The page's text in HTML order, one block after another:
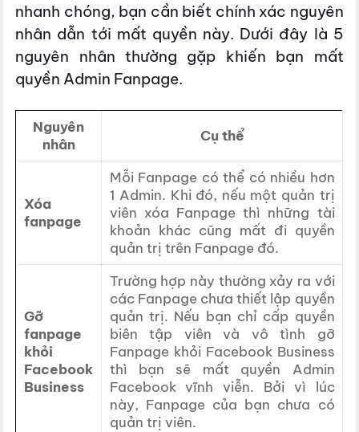
nhanh chóng, bạn cần biết chính xác nguyên
nhân dẫn tới mất quyền này. Dưới đây là 5
nguyên nhân thường gặp khiến bạn mất
quyền Admin Fanpage.
Nguyên
nhân
Cụ thể
Xóa
fanpage
Mỗi Fanpage có thể có nhiều hơn
1 Admin. Khi đó, nếu một quản trị
viên xóa Fanpage thì những tài
khoản khác cũng mất đi quyền
quản trị trên Fanpage đó.
Gỡ
fanpage
khỏi
Facebook
Business
Trường hợp này thường xảy ra với
các Fanpage chưa thiết lập quyền
quản trị. Nếu bạn chỉ cấp quyền
biên tập viên và vô tình gỡ
Fanpage khỏi Facebook Business
thì bạn sẽ mất quyền Admin
Facebook vĩnh viễn. Bởi vì lúc
này, Fanpage của bạn chưa có
quản trị viên.